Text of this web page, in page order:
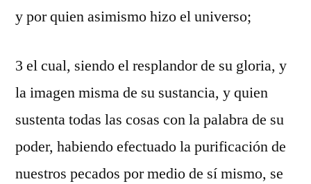
y por quien asimismo hizo el universo;
3 el cual, siendo el resplandor de su gloria, y
la imagen misma de su sustancia, y quien
sustenta todas las cosas con la palabra de su
poder, habiendo efectuado la purificación de
nuestros pecados por medio de sí mismo, se